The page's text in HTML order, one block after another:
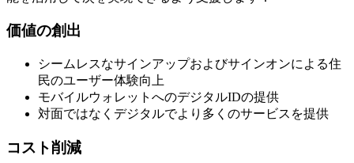
価値の創出
シームレスなサインアップおよびサインオンによる住
民のユーザー体験向上
モバイルウォレットへのデジタルIDの提供
対面ではなくデジタルでより多くのサービスを提供
コスト削減